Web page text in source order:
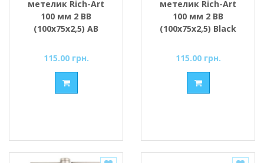
метелик Rich-Art
100 мм 2 ВВ
(100х75х2,5) AB
115.00 грн.
метелик Rich-Art
100 мм 2 ВВ
(100х75х2,5) Black
115.00 грн.